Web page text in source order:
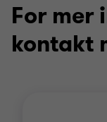
For mer
kontakt